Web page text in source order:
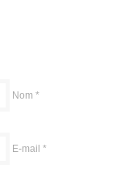
Nom *
E-mail *